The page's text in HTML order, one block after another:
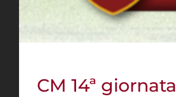
CM 14ª giornata